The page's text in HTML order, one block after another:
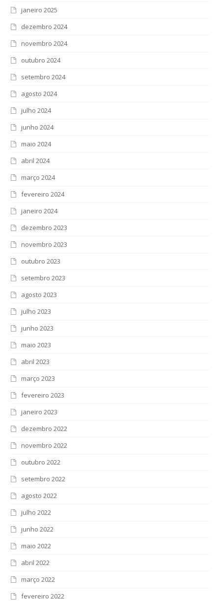
janeiro 2025
dezembro 2024
novembro 2024
outubro 2024
setembro 2024
agosto 2024
julho 2024
junho 2024
maio 2024
abril 2024
março 2024
fevereiro 2024
janeiro 2024
dezembro 2023
novembro 2023
outubro 2023
setembro 2023
agosto 2023
julho 2023
junho 2023
maio 2023
abril 2023
março 2023
fevereiro 2023
janeiro 2023
dezembro 2022
novembro 2022
outubro 2022
setembro 2022
agosto 2022
julho 2022
junho 2022
maio 2022
abril 2022
março 2022
fevereiro 2022